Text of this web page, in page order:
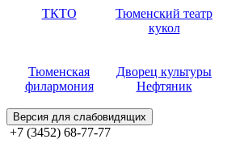
ТКТО
Тюменский театр
кукол
Тюменская
филармония
Дворец культуры
Нефтяник
Версия для слабовидящих
+7 (3452) 68-77-77